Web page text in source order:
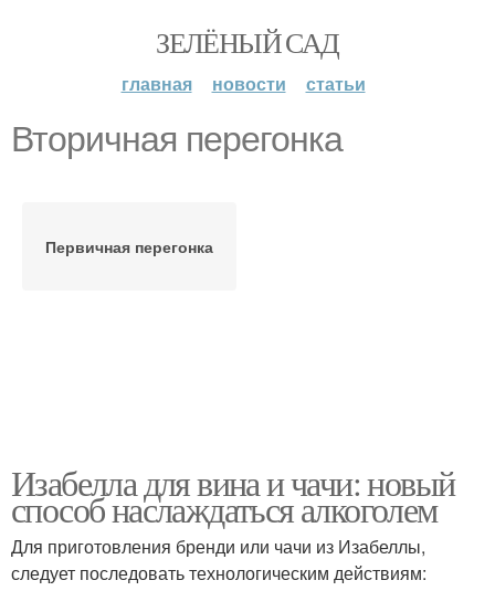
ЗЕЛЁНЫЙ САД
главная новости статьи
Вторичная перегонка
Первичная перегонка
Изабелла для вина и чачи: новый
способ наслаждаться алкоголем
Для приготовления бренди или чачи из Изабеллы,
следует последовать технологическим действиям: